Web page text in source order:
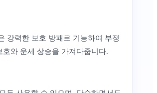
강력한 보호 방패로 기능하여 부정
와 운세 상승을 가져다줍니다.